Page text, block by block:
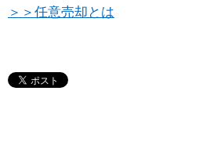
＞＞任意売却とは